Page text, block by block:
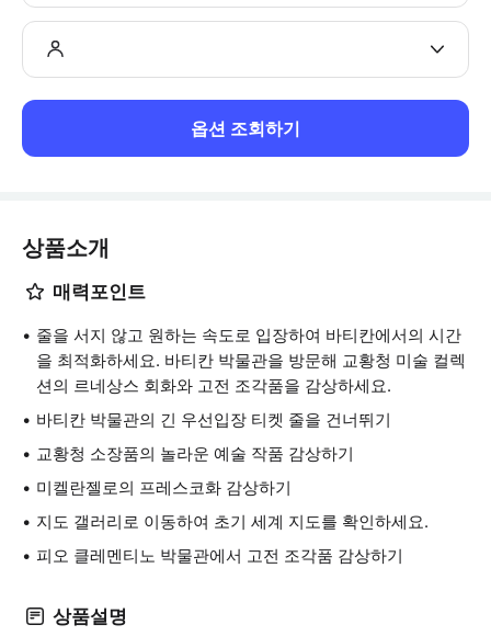
옵션 조회하기
상품소개
매력포인트
줄을 서지 않고 원하는 속도로 입장하여 바티칸에서의 시간
을 최적화하세요. 바티칸 박물관을 방문해 교황청 미술 컬렉
션의 르네상스 회화와 고전 조각품을 감상하세요.
바티칸 박물관의 긴 우선입장 티켓 줄을 건너뛰기
교황청 소장품의 놀라운 예술 작품 감상하기
미켈란젤로의 프레스코화 감상하기
지도 갤러리로 이동하여 초기 세계 지도를 확인하세요.
피오 클레멘티노 박물관에서 고전 조각품 감상하기
상품설명